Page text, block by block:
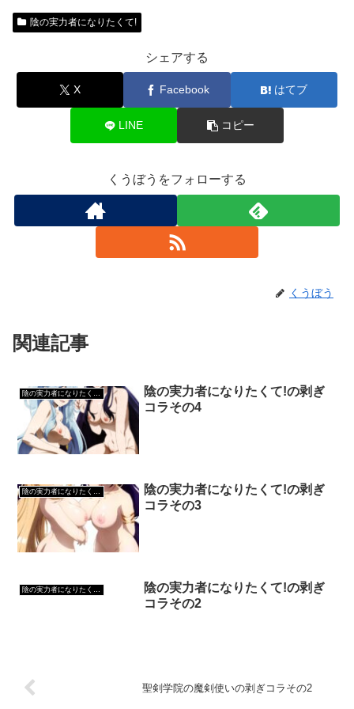
陰の実力者になりたくて!
シェアする
X Facebook はてブ
LINE コピー
くうぼうをフォローする
くうぼう
関連記事
陰の実力者になりたくて!
陰の実力者になりたくて!の剥ぎ
コラその4
陰の実力者になりたくて!
陰の実力者になりたくて!の剥ぎ
コラその3
陰の実力者になりたくて!の剥ぎ
コラその2
聖剣学院の魔剣使いの剥ぎコラその2